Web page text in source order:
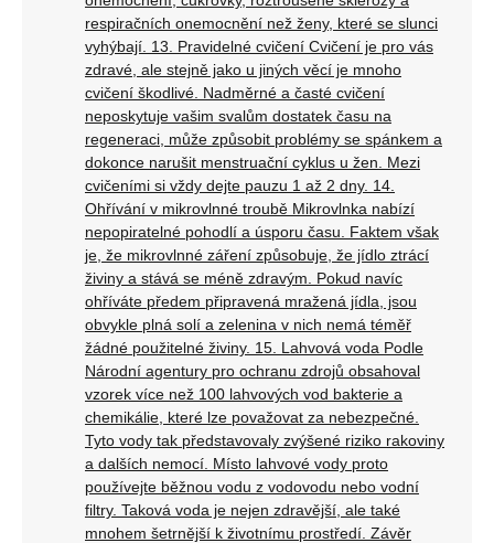
respiračních onemocnění než ženy, které se slunci
vyhýbají. 13. Pravidelné cvičení Cvičení je pro vás
zdravé, ale stejně jako u jiných věcí je mnoho
cvičení škodlivé. Nadměrné a časté cvičení
neposkytuje vašim svalům dostatek času na
regeneraci, může způsobit problémy se spánkem a
dokonce narušit menstruační cyklus u žen. Mezi
cvičeními si vždy dejte pauzu 1 až 2 dny. 14.
Ohřívání v mikrovlnné troubě Mikrovlnka nabízí
nepopiratelné pohodlí a úsporu času. Faktem však
je, že mikrovlnné záření způsobuje, že jídlo ztrácí
živiny a stává se méně zdravým. Pokud navíc
ohříváte předem připravená mražená jídla, jsou
obvykle plná solí a zelenina v nich nemá téměř
žádné použitelné živiny. 15. Lahvová voda Podle
Národní agentury pro ochranu zdrojů obsahoval
vzorek více než 100 lahvových vod bakterie a
chemikálie, které lze považovat za nebezpečné.
Tyto vody tak představovaly zvýšené riziko rakoviny
a dalších nemocí. Místo lahvové vody proto
používejte běžnou vodu z vodovodu nebo vodní
filtry. Taková voda je nejen zdravější, ale také
mnohem šetrnější k životnímu prostředí. Závěr